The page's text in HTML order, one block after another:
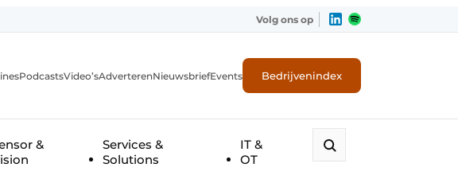
Volg ons op
PodcastsVideo’sAdverterenNieuwsbriefEvents Bedrijvenindex
&
Services &
Solutions
IT &
OT